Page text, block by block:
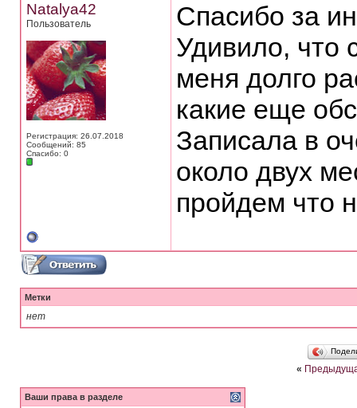
Natalya42
Пользователь
Регистрация: 26.07.2018
Сообщений: 85
Спасибо: 0
Спасибо за
Удивило, что
меня долго
какие еще
Записала в
около двух
пройдем что
Метки
нет
«
Ваши права в разделе